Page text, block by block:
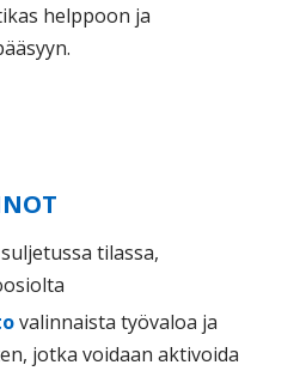
helppoon ja
tilassa,
valinnaista työvaloa ja
jotka voidaan aktivoida